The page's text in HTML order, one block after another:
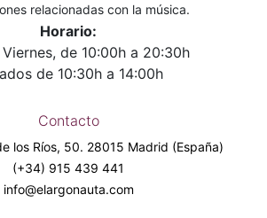
relacionadas con la música.
Horario:
Viernes, de 10:00h a 20:30h
de 10:30h a 14:00h
Contacto
los Ríos, 50. 28015 Madrid (España)
(+34) 915 439 441
info@elargonauta.com